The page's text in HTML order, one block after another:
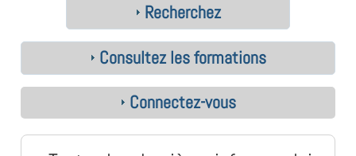
Recherchez
Consultez les formations
Connectez-vous